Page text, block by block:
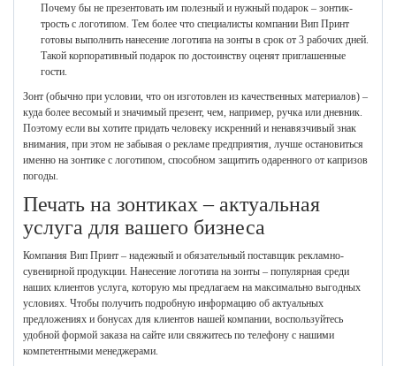
Почему бы не презентовать им полезный и нужный подарок – зонтик-
трость с логотипом. Тем более что специалисты компании Вип Принт
готовы выполнить нанесение логотипа на зонты в срок от 3 рабочих дней.
Такой корпоративный подарок по достоинству оценят приглашенные
гости.
Зонт (обычно при условии, что он изготовлен из качественных материалов) –
куда более весомый и значимый презент, чем, например, ручка или дневник.
Поэтому если вы хотите придать человеку искренний и ненавязчивый знак
внимания, при этом не забывая о рекламе предприятия, лучше остановиться
именно на зонтике с логотипом, способном защитить одаренного от капризов
погоды.
Печать на зонтиках – актуальная
услуга для вашего бизнеса
Компания Вип Принт – надежный и обязательный поставщик рекламно-
сувенирной продукции. Нанесение логотипа на зонты – популярная среди
наших клиентов услуга, которую мы предлагаем на максимально выгодных
условиях. Чтобы получить подробную информацию об актуальных
предложениях и бонусах для клиентов нашей компании, воспользуйтесь
удобной формой заказа на сайте или свяжитесь по телефону с нашими
компетентными менеджерами.